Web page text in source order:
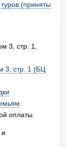
(приняты
3, стр. 1,
3, стр. 1 (БЦ
оплаты.